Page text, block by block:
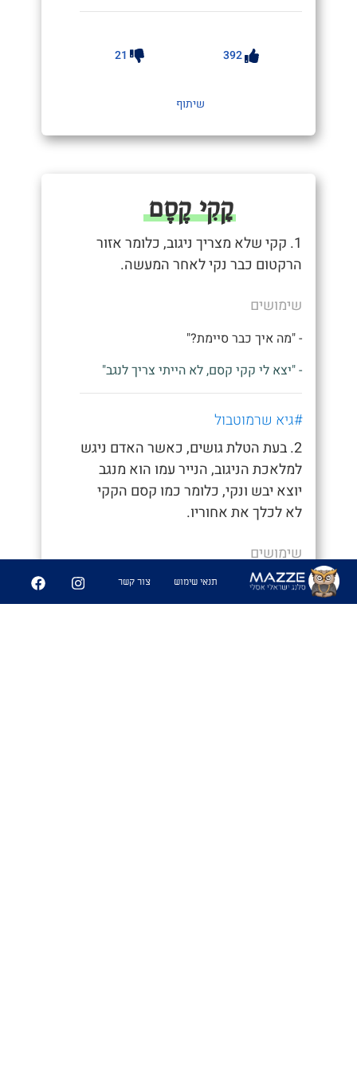
392
21
שיתוף
קָקִי קֶסֶם
1. קקי שלא מצריך ניגוב, כלומר אזור
הרקטום כבר נקי לאחר המעשה.
שימושים
- "מה איך כבר סיימת?"
- "יצא לי קקי קסם, לא הייתי צריך לנגב"
#גיא שרמוטבול
2. בעת הטלת גושים, כאשר האדם ניגש
למלאכת הניגוב, הנייר עמו הוא מנגב
יוצא יבש ונקי, כלומר כמו קסם הקקי
לא לכלך את אחוריו.
שימושים
- "איך סיימת ככה מהר, חשבתי כבר נאחר"
תנאי שימוש צור קשר